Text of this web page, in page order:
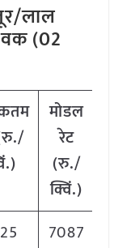
लाल
(02
मोडल
रेट
(रु./
क्विं.)
7087